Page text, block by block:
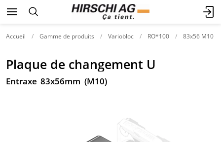
Accueil Gamme de produits Variobloc RO*100 83x56 M10
Plaque de changement U
Entraxe 83x56mm (M10)